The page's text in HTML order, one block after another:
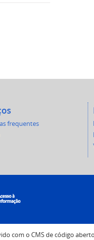
frequentes
com o CMS de código aberto